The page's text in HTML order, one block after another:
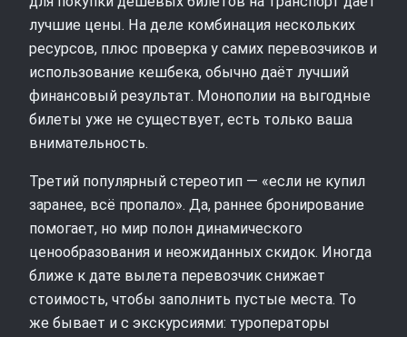
лучшие цены. На деле комбинация нескольких
ресурсов, плюс проверка у самих перевозчиков и
использование кешбека, обычно даёт лучший
финансовый результат. Монополии на выгодные
билеты уже не существует, есть только ваша
внимательность.
Третий популярный стереотип — «если не купил
заранее, всё пропало». Да, раннее бронирование
помогает, но мир полон динамического
ценообразования и неожиданных скидок. Иногда
ближе к дате вылета перевозчик снижает
стоимость, чтобы заполнить пустые места. То
же бывает и с экскурсиями: туроператоры